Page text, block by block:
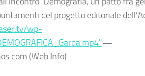
del progetto editoriale
wp-
—
(Web Info)